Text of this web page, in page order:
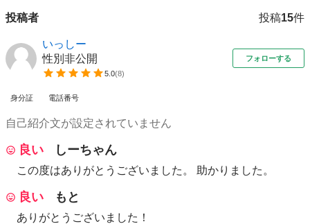
投稿者 投稿15件
いっしー
性別非公開
5.0(8)
フォローする
身分証 電話番号
自己紹介文が設定されていません
良い しーちゃん
この度はありがとうございました。 助かりました。
良い もと
ありがとうございました！